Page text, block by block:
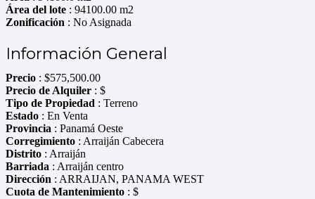
Área del lote : 94100.00 m2
Zonificación : No Asignada
Información General
Precio : $575,500.00
Precio de Alquiler : $
Tipo de Propiedad : Terreno
Estado : En Venta
Provincia : Panamá Oeste
Corregimiento : Arraiján Cabecera
Distrito : Arraiján
Barriada : Arraiján centro
Dirección : ARRAIJAN, PANAMA WEST
Cuota de Mantenimiento : $